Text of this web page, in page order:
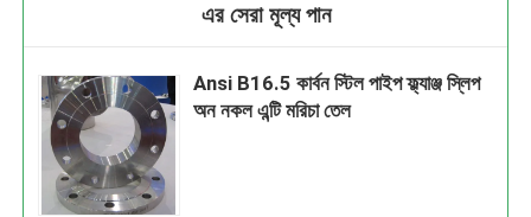
এর সেরা মূল্য পান
Ansi B16.5 কার্বন স্টিল পাইপ ফ্ল্যাঞ্জ স্লিপ
অন নকল এন্টি মরিচা তেল